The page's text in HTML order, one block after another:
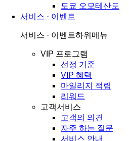
도쿄 오모테산도
서비스 · 이벤트
서비스 · 이벤트하위메뉴
VIP 프로그램
선정 기준
VIP 혜택
마일리지 적립
리워드
고객서비스
고객의 의견
자주 하는 질문
서비스 안내